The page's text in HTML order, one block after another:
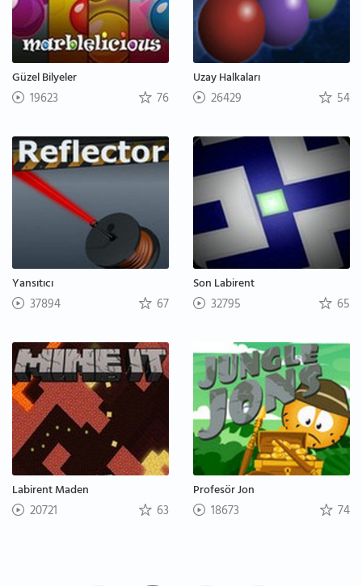
Güzel Bilyeler
19623 76
Uzay Halkaları
26429 54
Yansıtıcı
37894 67
Son Labirent
32795 65
Labirent Maden
20721 63
Profesör Jon
18673 74